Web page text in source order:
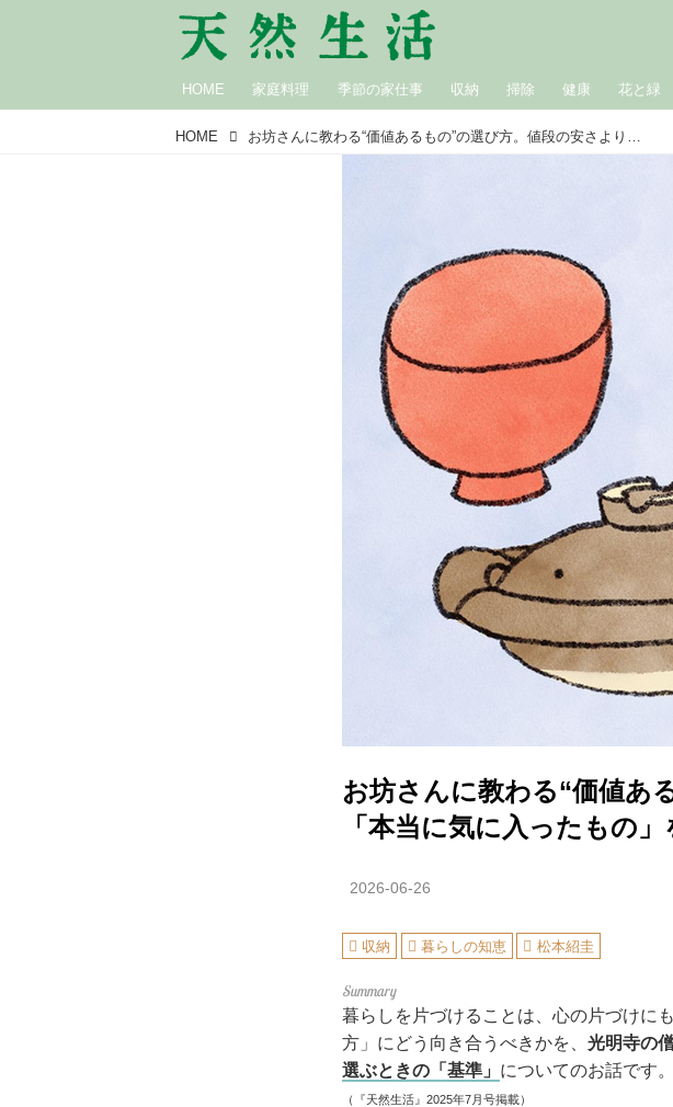
HOME 家庭料理 季節の家仕事 収納 掃除 健康 花と緑
HOME お坊さんに教わる“価値あるもの”の選び方。値段の安さよりも「本当に気に入ったもの」を選び取って／僧侶・松本紹圭さん
お坊さんに教わる“価値あ
「本当に気に入ったもの
2026-06-26
収納 暮らしの知恵 松本紹圭
暮らしを片づけることは、心の片づけに
方」にどう向き合うべきかを、 光明寺の
選ぶときの「基準」 についてのお話です。
（『天然生活』2025年7月号掲載）